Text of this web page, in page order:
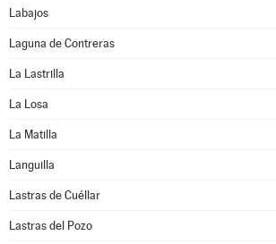
Labajos
Laguna de Contreras
La Lastrilla
La Losa
La Matilla
Languilla
Lastras de Cuéllar
Lastras del Pozo